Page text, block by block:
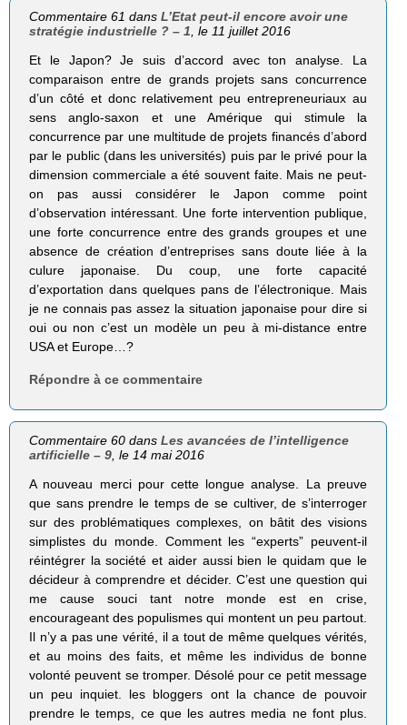
Commentaire 61 dansL’Etat peut-il encore avoir une
stratégie industrielle ? – 1, le 11 juillet 2016
Et le Japon? Je suis d’accord avec ton analyse. La
comparaison entre de grands projets sans concurrence
d’un côté et donc relativement peu entrepreneuriaux au
sens anglo-saxon et une Amérique qui stimule la
concurrence par une multitude de projets financés d’abord
par le public (dans les universités) puis par le privé pour la
dimension commerciale a été souvent faite. Mais ne peut-
on pas aussi considérer le Japon comme point
d’observation intéressant. Une forte intervention publique,
une forte concurrence entre des grands groupes et une
absence de création d’entreprises sans doute liée à la
culure japonaise. Du coup, une forte capacité
d’exportation dans quelques pans de l’électronique. Mais
je ne connais pas assez la situation japonaise pour dire si
oui ou non c’est un modèle un peu à mi-distance entre
USA et Europe…?
Répondre à ce commentaire
Commentaire 60 dansLes avancées de l’intelligence
artificielle – 9 , le 14 mai 2016
A nouveau merci pour cette longue analyse. La preuve
que sans prendre le temps de se cultiver, de s’interroger
sur des problématiques complexes, on bâtit des visions
simplistes du monde. Comment les “experts” peuvent-il
réintégrer la société et aider aussi bien le quidam que le
décideur à comprendre et décider. C’est une question qui
me cause souci tant notre monde est en crise,
encourageant des populismes qui montent un peu partout.
Il n’y a pas une vérité, il a tout de même quelques vérités,
et au moins des faits, et même les individus de bonne
volonté peuvent se tromper. Désolé pour ce petit message
un peu inquiet. les bloggers ont la chance de pouvoir
prendre le temps, ce que les autres media ne font plus.